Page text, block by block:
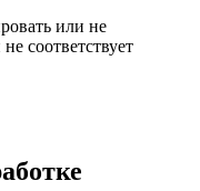
или не
соответствует